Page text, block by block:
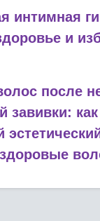
интимная
и
после
завивки:
здоровые